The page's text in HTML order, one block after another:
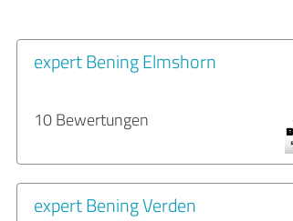
expert Bening Elmshorn
10 Bewertungen
expert Bening Verden